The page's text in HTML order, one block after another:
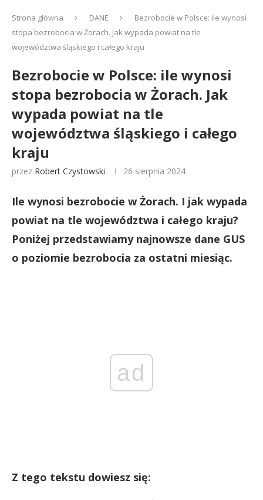
Strona główna DANE
Bezrobocie w Polsce: ile wynosi
stopa bezrobocia w Żorach. Jak wypada powiat na tle
województwa śląskiego i całego kraju
Bezrobocie w Polsce: ile wynosi
stopa bezrobocia w Żorach. Jak
wypada powiat na tle
województwa śląskiego i całego
kraju
przez Robert Czystowski 26 sierpnia 2024
Ile wynosi bezrobocie w Żorach. I jak wypada
powiat na tle województwa i całego kraju?
Poniżej przedstawiamy najnowsze dane GUS
o poziomie bezrobocia za ostatni miesiąc.
ad
Z tego tekstu dowiesz się: